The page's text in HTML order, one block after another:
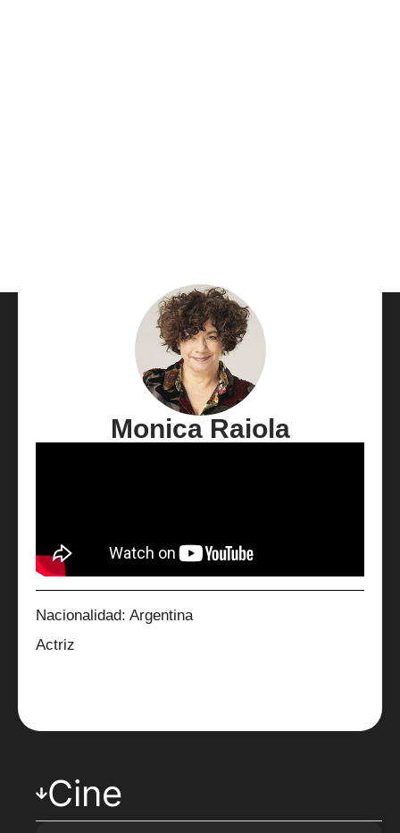
Monica Raiola
Nacionalidad: Argentina
Actriz
Cine